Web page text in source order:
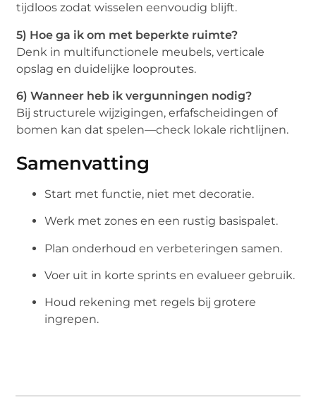
tijdloos zodat wisselen eenvoudig blijft.
5) Hoe ga ik om met beperkte ruimte?
Denk in multifunctionele meubels, verticale
opslag en duidelijke looproutes.
6) Wanneer heb ik vergunningen nodig?
Bij structurele wijzigingen, erfafscheidingen of
bomen kan dat spelen—check lokale richtlijnen.
Samenvatting
Start met functie, niet met decoratie.
Werk met zones en een rustig basispalet.
Plan onderhoud en verbeteringen samen.
Voer uit in korte sprints en evalueer gebruik.
Houd rekening met regels bij grotere
ingrepen.